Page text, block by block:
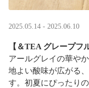
2025.05.14 - 2025.06.10
【＆TEA グレープフ
アールグレイの華や
地よい酸味が広がる
す。初夏にぴったり